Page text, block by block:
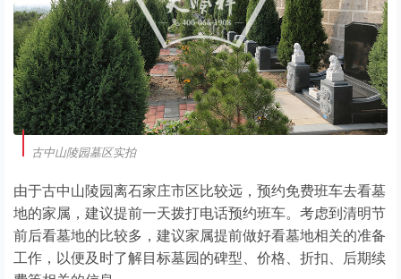
古中山陵园墓区实拍
由于古中山陵园离石家庄市区比较远，预约免费班车去看墓
地的家属，建议提前一天拨打电话预约班车。考虑到清明节
前后看墓地的比较多，建议家属提前做好看墓地相关的准备
工作，以便及时了解目标墓园的碑型、价格、折扣、后期续